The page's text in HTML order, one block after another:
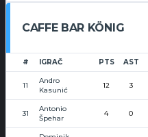
CAFFE BAR KÖNIG
# IGRAČ PTS AST
11
Andro
Kasunić
12 3
31
Antonio
Špehar
4 0